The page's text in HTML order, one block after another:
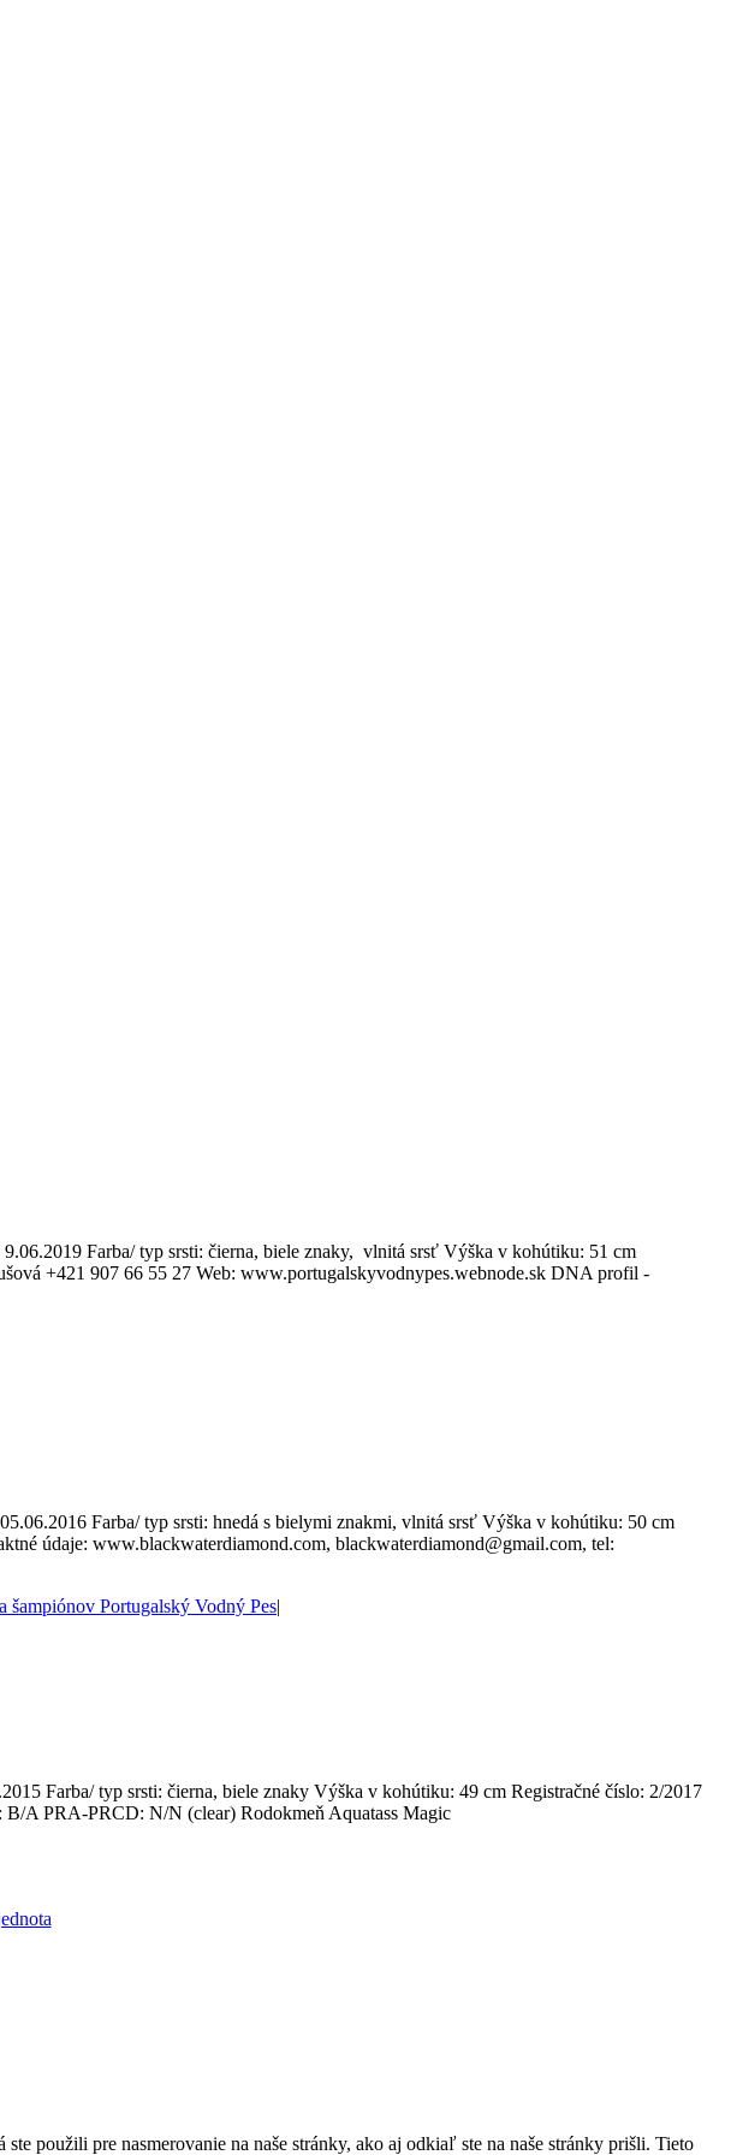
Farba/ typ srsti: čierna, biele znaky, vlnitá srsť Výška v kohútiku: 51 cm
+421 907 66 55 27 Web: www.portugalskyvodnypes.webnode.sk DNA profil -
Farba/ typ srsti: hnedá s bielymi znakmi, vlnitá srsť Výška v kohútiku: 50 cm
údaje: www.blackwaterdiamond.com, blackwaterdiamond@gmail.com, tel:
šampiónov Portugalský Vodný Pes|
Farba/ typ srsti: čierna, biele znaky Výška v kohútiku: 49 cm Registračné číslo: 2/2017
A PRA-PRCD: N/N (clear) Rodokmeň Aquatass Magic
použili pre nasmerovanie na naše stránky, ako aj odkiaľ ste na naše stránky prišli. Tieto